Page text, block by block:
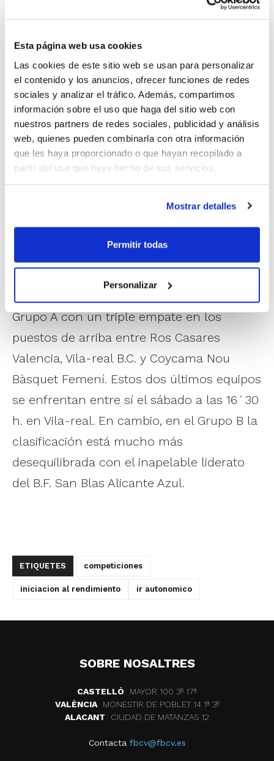
Esta página web usa cookies
Las cookies de este sitio web se usan para personalizar
el contenido y los anuncios, ofrecer funciones de redes
sociales y analizar el tráfico. Además, compartimos
información sobre el uso que haga del sitio web con
nuestros partners de redes sociales, publicidad y análisis
web, quienes pueden combinarla con otra información
que les haya proporcionado o que hayan recopilado a
partir del uso que haya hecho de sus servicios.
Mostrar detalles
Permitir todas
Personalizar
celebrará en el Nou Pabellón de Denia el domingo a
San Blas Alicante Azul, los dos líderes del Grupo B.
Mientras, en el Grupo A, el Ros Casares Valencia se ha
mostrado intratable hasta el momento y el domingo
tendrá la oportunidad de continuar su racha victoriosa
ante Picken Claret.
EnInfantil Masculí, Valfortec Amics Castelló y
nada fácil para mantener ese estatus, puesto que
juegan ante dos complicados rivales como son Picken
Claret rojo y El Pilar.
Grupo A con un triple empate en los
puestos de arriba entre Ros Casares
Valencia, Vila-real B.C. y Coycama Nou
Bàsquet Femení. Estos dos últimos equipos
se enfrentan entre sí el sábado a las 16´30
h. en Vila-real. En cambio, en el Grupo B la
clasificación está mucho más
desequilibrada con el inapelable liderato
del B.F. San Blas Alicante Azul.
ETIQUETES competiciones
iniciacion al rendimiento ir autonomico
SOBRE NOSALTRES
CASTELLÓ
MAYOR 100 3º 17ª
VALÈNCIA
MONESTIR DE POBLET 14 1ª 3º
ALACANT
CIUDAD DE MATANZAS 12
Contacta fbcv@fbcv.es